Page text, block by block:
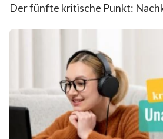
Der fünfte kritische Punkt: